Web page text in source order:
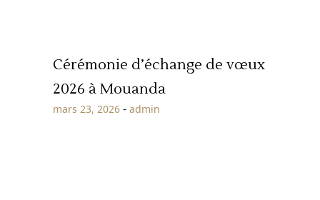
Cérémonie d’échange de vœux
2026 à Mouanda
mars 23, 2026 admin